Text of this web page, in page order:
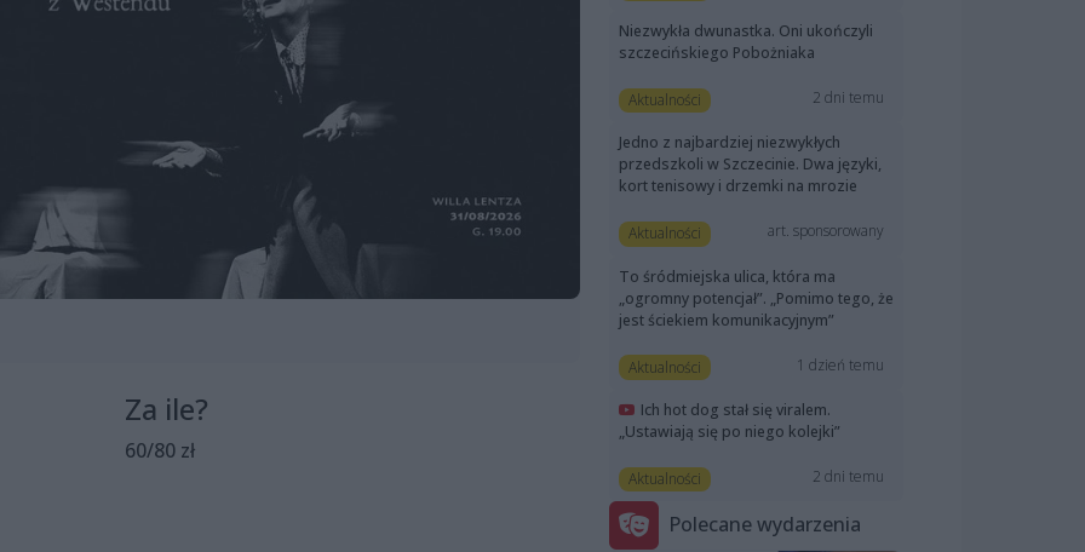
Za ile?
60/80 zł
Niezwykła dwunastka. Oni ukończyli
szczecińskiego Pobożniaka
Aktualności 2 dni temu
Jedno z najbardziej niezwykłych
przedszkoli w Szczecinie. Dwa języki,
kort tenisowy i drzemki na mrozie
Aktualności art. sponsorowany
To śródmiejska ulica, która ma
„ogromny potencjał”. „Pomimo tego, że
jest ściekiem komunikacyjnym”
Aktualności 1 dzień temu
Ich hot dog stał się viralem.
„Ustawiają się po niego kolejki”
Aktualności 2 dni temu
Polecane wydarzenia